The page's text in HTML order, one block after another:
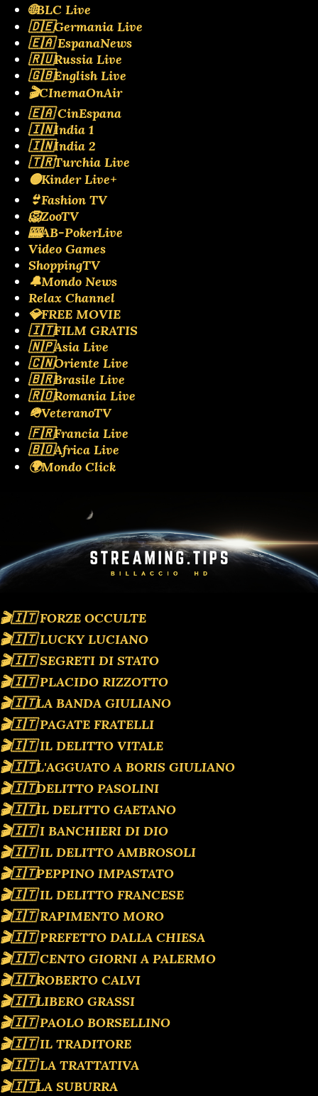
🌐BLC Live
🇩🇪Germania Live
🇪🇦 EspanaNews
🇷🇺Russia Live
🇬🇧English Live
🎬CInemaOnAir
🇪🇦 CinEspana
🇮🇳India 1
🇮🇳India 2
🇹🇷Turchia Live
🟡Kinder Live+
👙Fashion TV
🦁ZooTV
🎰AB-PokerLive
Video Games
ShoppingTV
🔔Mondo News
Relax Channel
💎FREE MOVIE
🇮🇹FILM GRATIS
🇳🇵Asia Live
🇨🇳Oriente Live
🇧🇷Brasile Live
🇷🇴Romania Live
🪖VeteranoTV
🇫🇷Francia Live
🇧🇴Africa Live
🌍Mondo Click
🎬🇮🇹 FORZE OCCULTE
🎬🇮🇹 LUCKY LUCIANO
🎬🇮🇹 SEGRETI DI STATO
🎬🇮🇹 PLACIDO RIZZOTTO
🎬🇮🇹LA BANDA GIULIANO
🎬🇮🇹 PAGATE FRATELLI
🎬🇮🇹 IL DELITTO VITALE
🎬🇮🇹L'AGGUATO A BORIS GIULIANO
🎬🇮🇹DELITTO PASOLINI
🎬🇮🇹IL DELITTO GAETANO
🎬🇮🇹 I BANCHIERI DI DIO
🎬🇮🇹 IL DELITTO AMBROSOLI
🎬🇮🇹PEPPINO IMPASTATO
🎬🇮🇹 IL DELITTO FRANCESE
🎬🇮🇹 RAPIMENTO MORO
🎬🇮🇹 PREFETTO DALLA CHIESA
🎬🇮🇹 CENTO GIORNI A PALERMO
🎬🇮🇹ROBERTO CALVI
🎬🇮🇹LIBERO GRASSI
🎬🇮🇹 PAOLO BORSELLINO
🎬🇮🇹 IL TRADITORE
🎬🇮🇹 LA TRATTATIVA
🎬🇮🇹LA SUBURRA